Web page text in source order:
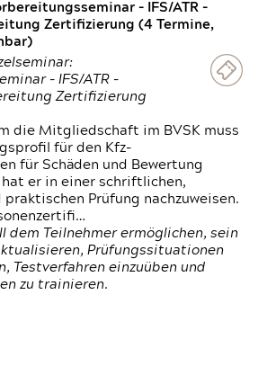
- IFS/ATR -
Zertifizierung (4 Termine,
- IFS/ATR -
Zertifizierung
die Mitgliedschaft im BVSK muss
für den Kfz-
für Schäden und Bewertung
er in einer schriftlichen,
praktischen Prüfung nachzuweisen.
dem Teilnehmer ermöglichen, sein
Prüfungssituationen
Testverfahren einzuüben und
zu trainieren.